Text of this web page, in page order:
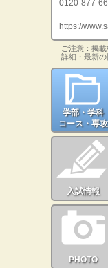
0120-877-
https://
ご注意：掲
詳細・最新
学部・学科
コース・専攻
入試情報
PHOTO